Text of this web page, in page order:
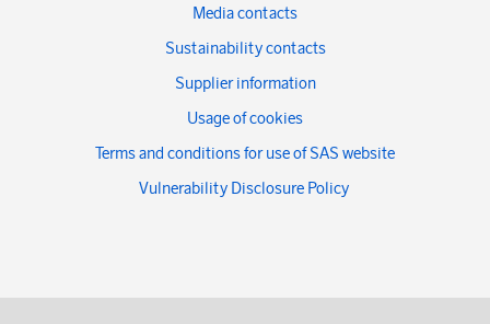
Media contacts
Sustainability contacts
Supplier information
Usage of cookies
Terms and conditions for use of SAS website
Vulnerability Disclosure Policy